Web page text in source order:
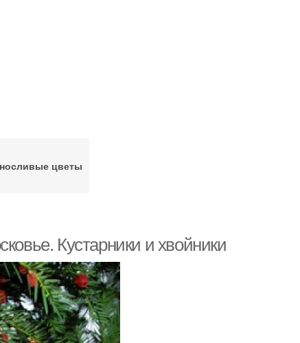
цветы
Кустарники и хвойники